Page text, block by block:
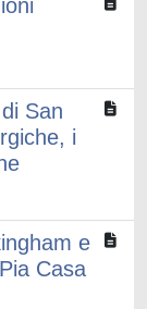
San
i
e
Casa